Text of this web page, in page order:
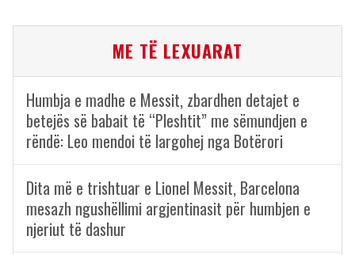
ME TË LEXUARAT
Humbja e madhe e Messit, zbardhen detajet e
betejës së babait të “Pleshtit” me sëmundjen e
rëndë: Leo mendoi të largohej nga Botërori
Dita më e trishtuar e Lionel Messit, Barcelona
mesazh ngushëllimi argjentinasit për humbjen e
njeriut të dashur